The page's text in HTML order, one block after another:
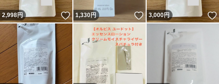
2,998円 いいね！
1,330円 いいね！
3,000円